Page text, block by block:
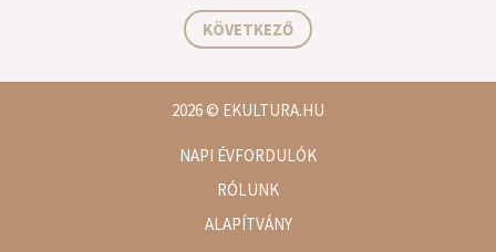
KÖVETKEZŐ
2026© EKULTURA.HU
NAPI ÉVFORDULÓK
RÓLUNK
ALAPÍTVÁNY